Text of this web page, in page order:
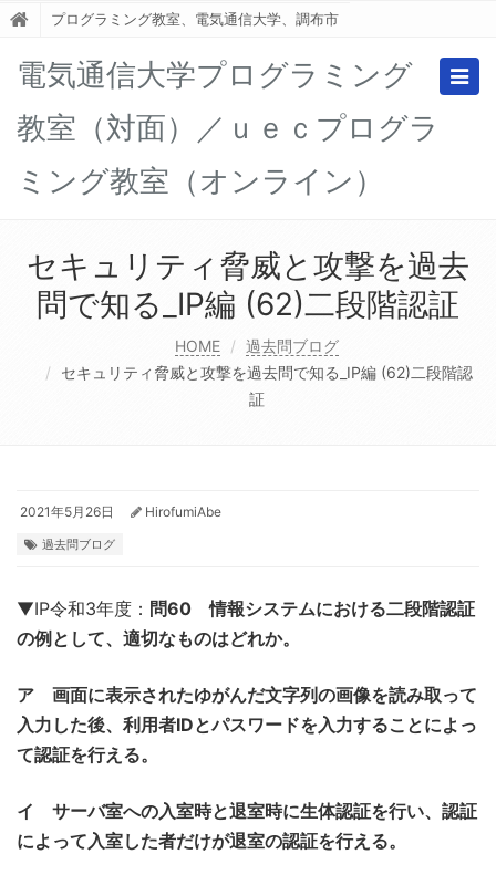
プログラミング教室、電気通信大学、調布市
電気通信大学プログラミング
教室（対面）／ｕｅｃプログラ
ミング教室（オンライン）
セキュリティ脅威と攻撃を過去
問で知る_IP編 (62)二段階認証
HOME
過去問ブログ
セキュリティ脅威と攻撃を過去問で知る_IP編 (62)二段階認
証
2021年5月26日 HirofumiAbe
過去問ブログ
▼IP令和3年度： 問60 情報システムにおける二段階認証
の例として、適切なものはどれか。
ア 画面に表示されたゆがんだ文字列の画像を読み取って
入力した後、利用者IDとパスワードを入力することによっ
て認証を行える。
イ サーバ室への入室時と退室時に生体認証を行い、認証
によって入室した者だけが退室の認証を行える。